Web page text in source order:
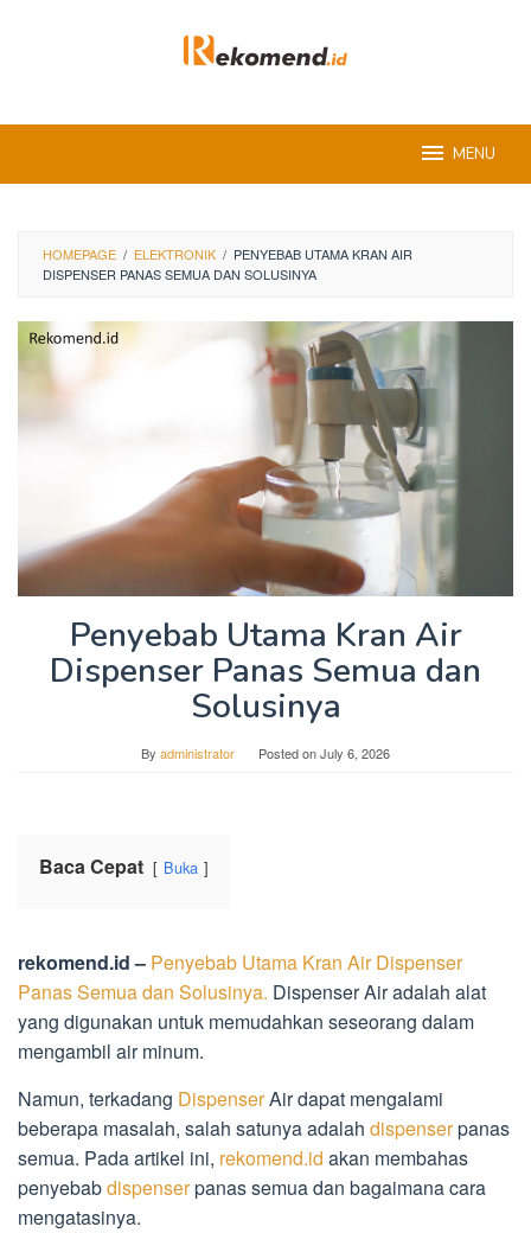
MENU
HOMEPAGE / ELEKTRONIK / PENYEBAB UTAMA KRAN AIR
DISPENSER PANAS SEMUA DAN SOLUSINYA
Penyebab Utama Kran Air
Dispenser Panas Semua dan
Solusinya
By administrator Posted onJuly 6, 2026
Baca Cepat Buka
rekomend.id – Penyebab Utama Kran Air Dispenser
Panas Semua dan Solusinya. Dispenser Air adalah alat
yang digunakan untuk memudahkan seseorang dalam
mengambil air minum.
Namun, terkadang DispenserAir dapat mengalami
beberapa masalah, salah satunya adalah dispenserpanas
semua. Pada artikel ini, rekomend.id akan membahas
penyebabdispenserpanas semua dan bagaimana cara
mengatasinya.